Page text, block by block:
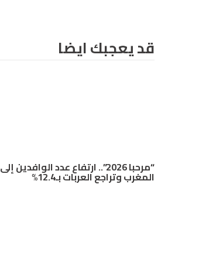
قد يعجبك ايضا
“مرحبا 2026”.. ارتفاع عدد الوافدين إلى
المغرب وتراجع العربات بـ12.4%